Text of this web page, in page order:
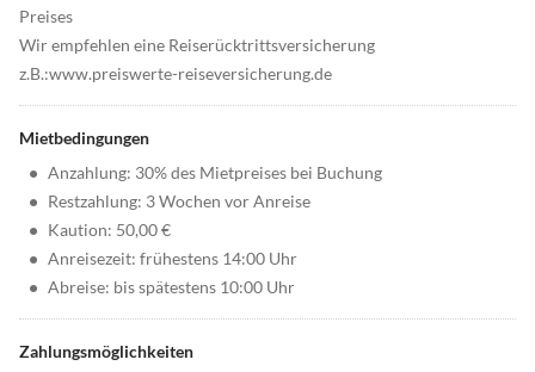
Preises
Wir empfehlen eine Reiserücktrittsversicherung
z.B.:www.preiswerte-reiseversicherung.de
Mietbedingungen
• Anzahlung: 30% des Mietpreises bei Buchung
• Restzahlung: 3 Wochen vor Anreise
• Kaution: 50,00 €
• Anreisezeit: frühestens 14:00 Uhr
• Abreise: bis spätestens 10:00 Uhr
Zahlungsmöglichkeiten